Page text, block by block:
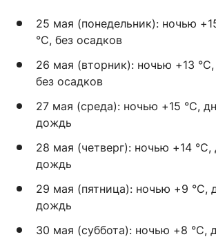
25 мая (понедельник): ночью
°C, без осадков
26 мая (вторник): ночью +13
без осадков
27 мая (среда): ночью +15 °C,
дождь
28 мая (четверг): ночью +14 °C,
дождь
29 мая (пятница): ночью +9 °C,
дождь
30 мая (суббота): ночью +8 °C,